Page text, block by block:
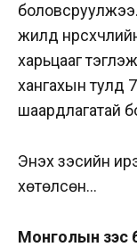
жилд
харьцааг
хангахын тулд
шаардлагатай
Энэхүү зэсийн
хөтөлсөн…
Монголын зэс